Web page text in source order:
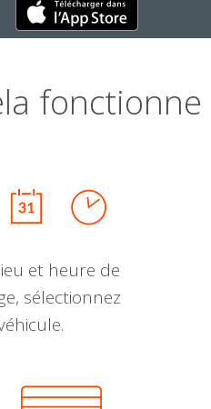
fonctionne
et heure de
sélectionnez